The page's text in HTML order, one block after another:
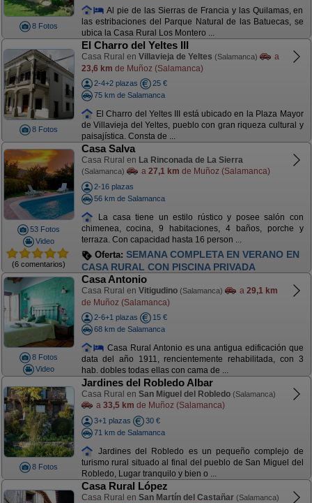
8 Fotos
Al pie de las Sierras de Francia y las Quilamas, en
las estribaciones del Parque Natural de las Batuecas, se
ubica la Casa Rural Los Montero ...
8 Fotos
El Charro del Yeltes III
Casa Rural en Villavieja de Yeltes (Salamanca)
a
23,6 km de Muñoz (Salamanca)
2-4+2 plazas
25 €
75 km de Salamanca
El Charro del Yeltes III está ubicado en la Plaza Mayor
de Villavieja del Yeltes, pueblo con gran riqueza cultural y
paisajística. Consta de ...
53 Fotos
Video
(6 comentarios)
Casa Salva
Casa Rural en La Rinconada de La Sierra
(Salamanca) a 27,1 km de Muñoz (Salamanca)
2-16 plazas
56 km de Salamanca
La casa tiene un estilo rústico y posee salón con
chimenea, cocina, 9 habitaciones, 4 baños, porche y
terraza. Con capacidad hasta 16 person ...
Oferta: SEMANA COMPLETA EN VERANO EN
CASA RURAL CON PISCINA PRIVADA
8 Fotos
Video
Casa Antonio
Casa Rural en Vitigudino (Salamanca) a 29,1 km
de Muñoz (Salamanca)
2-6+1 plazas
15 €
68 km de Salamanca
Casa Rural Antonio es una antigua edificación que
data del año 1911, rencientemente rehabilitada, con 3
hab. dobles todas ellas con cama de ...
8 Fotos
Jardines del Robledo Albar
Casa Rural en San Miguel del Robledo (Salamanca)
a 33,5 km de Muñoz (Salamanca)
3+1 plazas
30 €
71 km de Salamanca
Jardines del Robledo es un pequeño complejo de
turismo rural situado al final del pueblo de San Miguel del
Robledo, Lugar tranquilo y bien o ...
Casa Rural López
Casa Rural en San Martín del Castañar (Salamanca)